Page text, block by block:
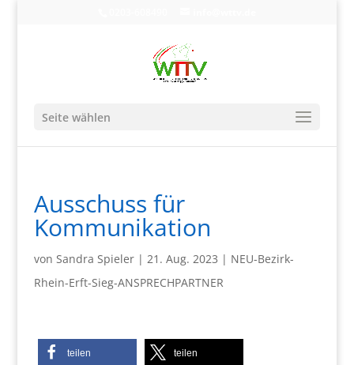
Seite wählen
Ausschuss für
Kommunikation
von Sandra Spieler| 21. Aug. 2023 | NEU-Bezirk-
Rhein-Erft-Sieg-ANSPRECHPARTNER
teilen teilen